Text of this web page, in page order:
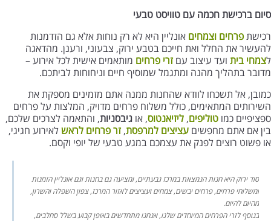
סיום ברכישת חכמה עם טוויסט טבעי
רכישתפרחים וצמחים אונליין היא לא רק נוחות אלא גם הזדמנות
להעשיר את החלל ואת חייכם בטבע ירוק, צבעוני, ורענן. מהדאגה
לצמחי בית ועד עיצוב עם זרי פרחים מותאמים אישית לכל אירוע –
מדובר בתהליך מהנה ומתגמל שמוסיף חיים וניחוחות לביתכם.
כמובן, אל תשכחו לוודא שהחנות ממנה אתם מזמינים מספקת את
השירותים המתאימים, כולל משלוח פרחים מדויק, המלצות על פרחים
ספציפיים כמו טוליפים, ליזיאנטוס, או גיבסניות, והתאמה לצרכים שלכם,
בין אם אתם מחפשים עציצים למרפסת, זר פרחים לראשלאירוע חגיגי,
או פשוט רוצים לפנק את עצמכם במגע טבעי של יופי וקסם.
סוד ירוק היא חנות הנמצאת במרכז גבעתיים, ומציעה גם בחנות וגם אונליין הזמנות
ומשלוחי פרחים, פרחים יבשים, צמחים ועציצים לאזור המרכז, צפון השפלה והשרון,
מהיום להיום.
בנוסף לזרי הפרחים המיוחדים שלנו, אנחנו מתחדשים באופן קבוע בשלל סחלבים,